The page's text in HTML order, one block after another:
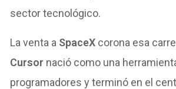
sector tecnológico.
La venta a SpaceX corona esa
Cursor nació como una
programadores y terminó en el